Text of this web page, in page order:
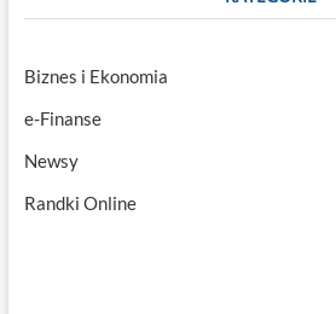
Biznes i Ekonomia
e-Finanse
Newsy
Randki Online